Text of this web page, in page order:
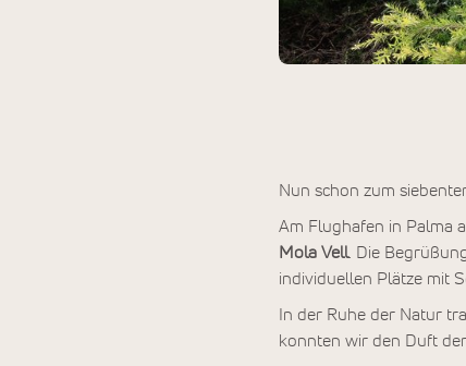
Nun schon zum
Am Flughafen in Palma
Mola Vell. Die
individuellen Plätze mit
In der Ruhe der Natur
konnten wir den Duft